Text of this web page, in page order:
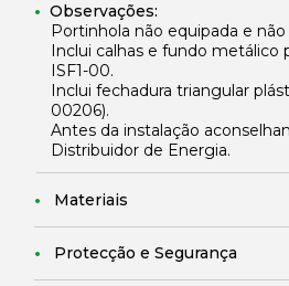
Observações:
Portinhola não equipada e não
Inclui calhas e fundo metálico
ISF1-00.
Inclui fechadura triangular
00206).
Antes da instalação
Distribuidor de Energia.
Materiais
Protecção e Segurança